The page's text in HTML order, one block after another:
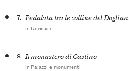
7. Pedalata tra le colline del
in Itinerari
8. Il monastero di Castino
in Palazzi e monumenti